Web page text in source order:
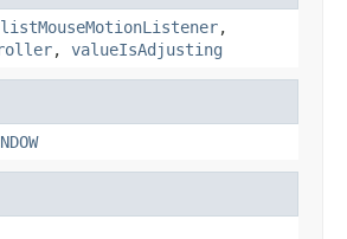
listMouseMotionListener,
, valueIsAdjusting